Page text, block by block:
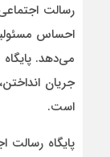
رسالت
احساس
می‌دهد.
جریان
است.
پایگاه